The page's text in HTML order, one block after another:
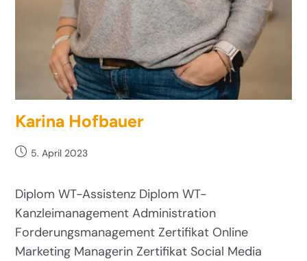
Karina Hofbauer
5. April 2023
Diplom WT-Assistenz Diplom WT-
Kanzleimanagement Administration
Forderungsmanagement Zertifikat Online
Marketing Managerin Zertifikat Social Media